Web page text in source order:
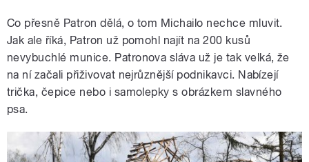
Co přesně Patron dělá, o tom Michailo nechce mluvit.
Jak ale říká, Patron už pomohl najít na 200 kusů
nevybuchlé munice. Patronova sláva už je tak velká, že
na ní začali přiživovat nejrůznější podnikavci. Nabízejí
trička, čepice nebo i samolepky s obrázkem slavného
psa.